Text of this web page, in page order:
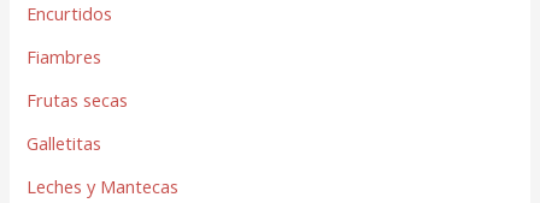
Encurtidos
Fiambres
Frutas secas
Galletitas
Leches y Mantecas